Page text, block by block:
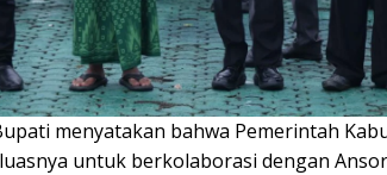
menyatakan bahwa Pemerintah
untuk berkolaborasi dengan